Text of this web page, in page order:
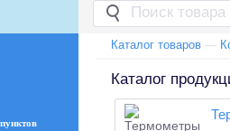
Каталог товаров —
Каталог